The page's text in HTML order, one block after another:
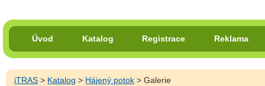
Úvod Katalog Registrace Reklama
iTRAS > Katalog > Hájený potok > Galerie